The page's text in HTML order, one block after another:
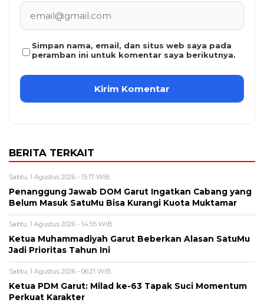
Simpan nama, email, dan situs web saya pada
peramban ini untuk komentar saya berikutnya.
BERITA TERKAIT
Sabtu, 1 Agustus 2026 - 15:17 WIB
Penanggung Jawab DOM Garut Ingatkan Cabang yang
Belum Masuk SatuMu Bisa Kurangi Kuota Muktamar
Sabtu, 1 Agustus 2026 - 14:55 WIB
Ketua Muhammadiyah Garut Beberkan Alasan SatuMu
Jadi Prioritas Tahun Ini
Sabtu, 1 Agustus 2026 - 06:21 WIB
Ketua PDM Garut: Milad ke-63 Tapak Suci Momentum
Perkuat Karakter